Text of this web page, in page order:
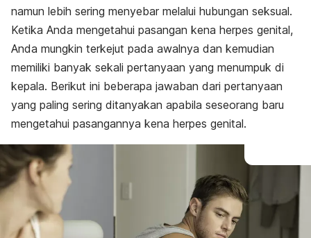
namun lebih sering menyebar melalui hubungan seksual.
Ketika Anda mengetahui pasangan kena herpes genital,
Anda mungkin terkejut pada awalnya dan kemudian
memiliki banyak sekali pertanyaan yang menumpuk di
kepala. Berikut ini beberapa jawaban dari pertanyaan
yang paling sering ditanyakan apabila seseorang baru
mengetahui pasangannya kena herpes genital.